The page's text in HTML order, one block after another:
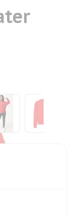
image
View larger